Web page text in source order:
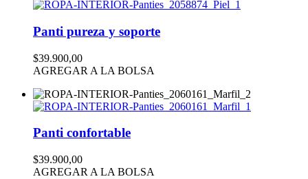
Panti pureza y soporte
$39.900,00
AGREGAR A LA BOLSA
Panti confortable
$39.900,00
AGREGAR A LA BOLSA